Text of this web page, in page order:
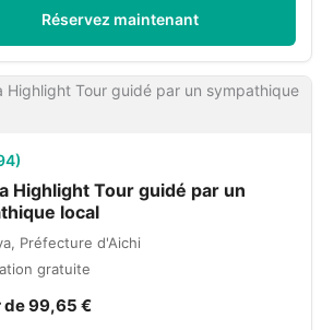
Réservez maintenant
Highlight Tour guidé par un
local
Préfecture d'Aichi
gratuite
de 99,65 €